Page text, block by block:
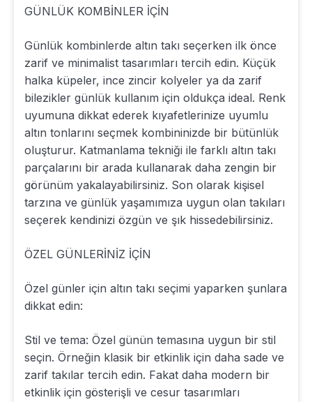
GÜNLÜK KOMBİNLER İÇİN
Günlük kombinlerde altın takı seçerken ilk önce
zarif ve minimalist tasarımları tercih edin. Küçük
halka küpeler, ince zincir kolyeler ya da zarif
bilezikler günlük kullanım için oldukça ideal. Renk
uyumuna dikkat ederek kıyafetlerinize uyumlu
altın tonlarını seçmek kombininizde bir bütünlük
oluşturur. Katmanlama tekniği ile farklı altın takı
parçalarını bir arada kullanarak daha zengin bir
görünüm yakalayabilirsiniz. Son olarak kişisel
tarzına ve günlük yaşamımıza uygun olan takıları
seçerek kendinizi özgün ve şık hissedebilirsiniz.
ÖZEL GÜNLERİNİZ İÇİN
Özel günler için altın takı seçimi yaparken şunlara
dikkat edin:
Stil ve tema: Özel günün temasına uygun bir stil
seçin. Örneğin klasik bir etkinlik için daha sade ve
zarif takılar tercih edin. Fakat daha modern bir
etkinlik için gösterişli ve cesur tasarımları